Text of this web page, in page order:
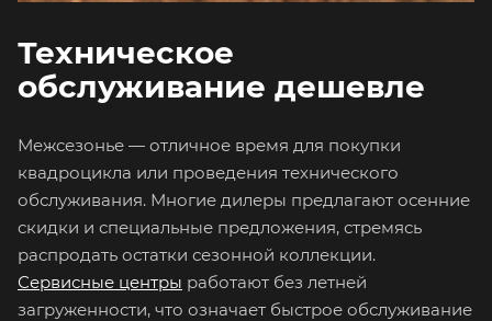
Техническое
обслуживание дешевле
Межсезонье — отличное время для покупки
квадроцикла или проведения технического
обслуживания. Многие дилеры предлагают осенние
скидки и специальные предложения, стремясь
распродать остатки сезонной коллекции.
Сервисные центры работают без летней
загруженности, что означает быстрое обслуживание